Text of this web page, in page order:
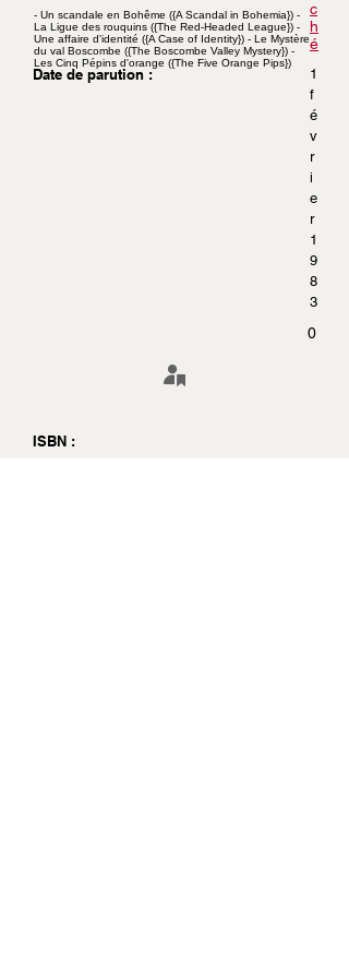
c
h
é
Date de parution :
1
f
é
v
r
i
e
r
1
9
8
3
0
ISBN :
- Un scandale en Bohême ({A Scandal in Bohemia}) -
La Ligue des rouquins ({The Red-Headed League}) -
Une affaire d'identité ({A Case of Identity}) - Le Mystère
du val Boscombe ({The Boscombe Valley Mystery}) -
Les Cinq Pépins d'orange ({The Five Orange Pips})